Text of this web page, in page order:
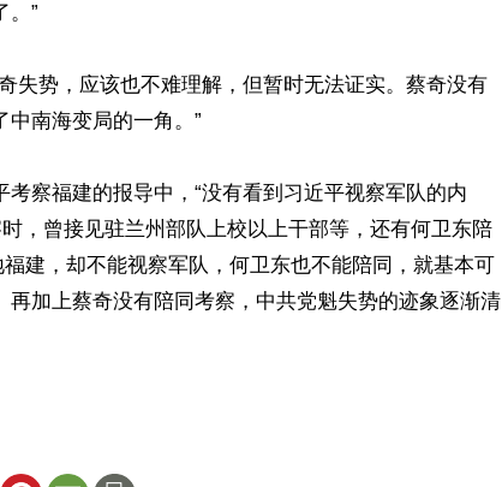
。”
失势，应该也不难理解，但暂时无法证实。蔡奇没有
南海变局的一角。”
察福建的报导中，“没有看到习近平视察军队的内
，曾接见驻兰州部队上校以上干部等，还有何卫东陪
建，却不能视察军队，何卫东也不能陪同，就基本可
再加上蔡奇没有陪同考察，中共党魁失势的迹象逐渐清